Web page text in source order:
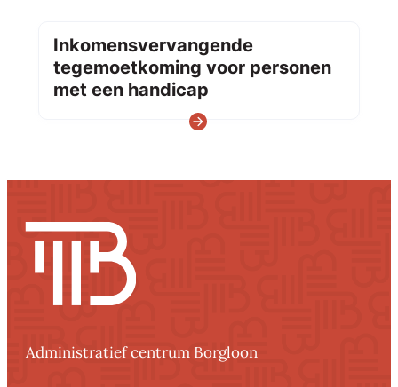
Inkomensvervangende
tegemoetkoming voor personen
met een handicap
Lees meer
Contact
Administratief centrum Borgloon